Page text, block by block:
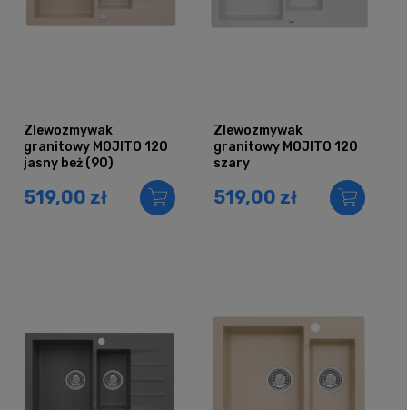
Zlewozmywak
granitowy MOJITO 120
jasny beż (90)
519,00 zł
Zlewozmywak
granitowy MOJITO 120
szary
519,00 zł